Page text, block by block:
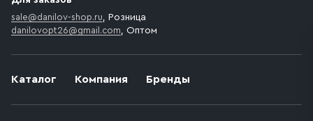
Каталог Компания Бренды
sale@danilov-shop.ru, Розница
danilovopt26@gmail.com, Оптом